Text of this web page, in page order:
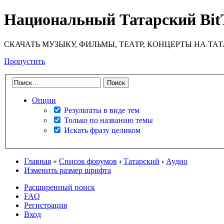
Национальный Татарский
СКАЧАТЬ МУЗЫКУ, ФИЛЬМЫ, ТЕАТР, КОНЦЕРТЫ НА
Пропустить
Опции
Результаты в виде тем
Только по названию темы
Искать фразу целиком
Главная » Список форумов ‹ Татарский ‹ Аудио
Изменить размер шрифта
Расширенный поиск
FAQ
Регистрация
Вход